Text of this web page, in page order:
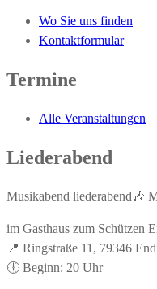
Wo Sie uns finden
Kontaktformular
Termine
Alle Veranstaltungen
Liederabend
Musikabend liederabend🎶
im Gasthaus zum Schützen
📍 Ringstraße 11, 79346
🕕 Beginn: 20 Uhr